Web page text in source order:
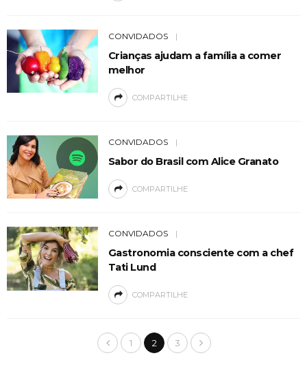
CONVIDADOS
Crianças ajudam a família a comer
melhor
COMPARTILHE
CONVIDADOS
Sabor do Brasil com Alice Granato
COMPARTILHE
CONVIDADOS
Gastronomia consciente com a chef
Tati Lund
COMPARTILHE
1 2 3